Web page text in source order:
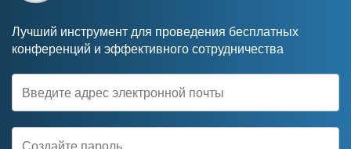
Лучший инструмент для проведения бесплатных
конференций и эффективного сотрудничества